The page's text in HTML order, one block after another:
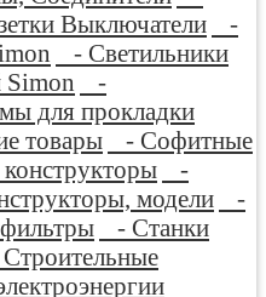
Выключатели
-
- Светильники
Simon
-
для прокладки
товары
- Софитные
-
модели
-
- Станки